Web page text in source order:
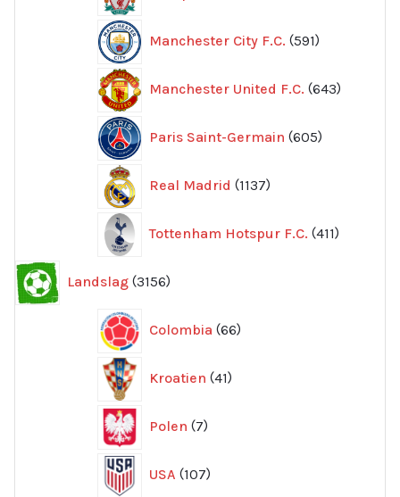
Manchester City F.C. 591
produkter
Manchester United F.C. 643
Paris Saint-Germain 605
produkter
Real Madrid 1137
produkter
Tottenham Hotspur F.C. 411
produkter
Landslag 3156
produkter
Colombia 66
produkter
Kroatien 41
produkter
Polen 7
produkter
USA 107
produkter